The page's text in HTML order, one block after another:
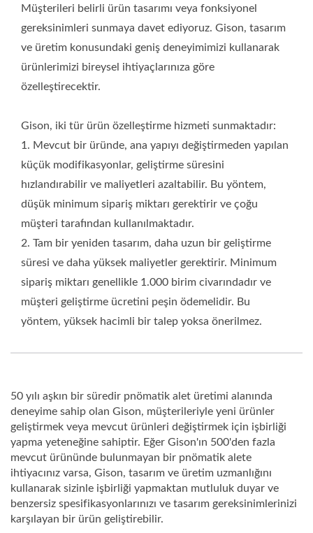
genellikle 1.000 birim civarındadır ve müşteri geliştirme
ücretini peşin ödemelidir. Bu yöntem, yüksek hacimli bir talep
yoksa önerilmez.
Müşterileri belirli ürün tasarımı veya fonksiyonel
gereksinimleri sunmaya davet ediyoruz. Gison, tasarım
ve üretim konusundaki geniş deneyimimizi kullanarak
ürünlerimizi bireysel ihtiyaçlarınıza göre
özelleştirecektir.
Gison, iki tür ürün özelleştirme hizmeti sunmaktadır:
1. Mevcut bir üründe, ana yapıyı değiştirmeden yapılan
küçük modifikasyonlar, geliştirme süresini
hızlandırabilir ve maliyetleri azaltabilir. Bu yöntem,
düşük minimum sipariş miktarı gerektirir ve çoğu
müşteri tarafından kullanılmaktadır.
2. Tam bir yeniden tasarım, daha uzun bir geliştirme
süresi ve daha yüksek maliyetler gerektirir. Minimum
sipariş miktarı genellikle 1.000 birim civarındadır ve
müşteri geliştirme ücretini peşin ödemelidir. Bu
yöntem, yüksek hacimli bir talep yoksa önerilmez.
50 yılı aşkın bir süredir pnömatik alet üretimi alanında
deneyime sahip olan Gison, müşterileriyle yeni ürünler
geliştirmek veya mevcut ürünleri değiştirmek için işbirliği
yapma yeteneğine sahiptir. Eğer Gison'ın 500'den fazla
mevcut ürününde bulunmayan bir pnömatik alete
ihtiyacınız varsa, Gison, tasarım ve üretim uzmanlığını
kullanarak sizinle işbirliği yapmaktan mutluluk duyar ve
benzersiz spesifikasyonlarınızı ve tasarım gereksinimlerinizi
karşılayan bir ürün geliştirebilir.